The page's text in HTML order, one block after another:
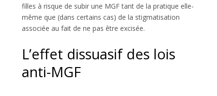
filles à risque de subir une MGF tant de la pratique elle-
même que (dans certains cas) de la stigmatisation
associée au fait de ne pas être excisée.
L’effet dissuasif des lois
anti-MGF